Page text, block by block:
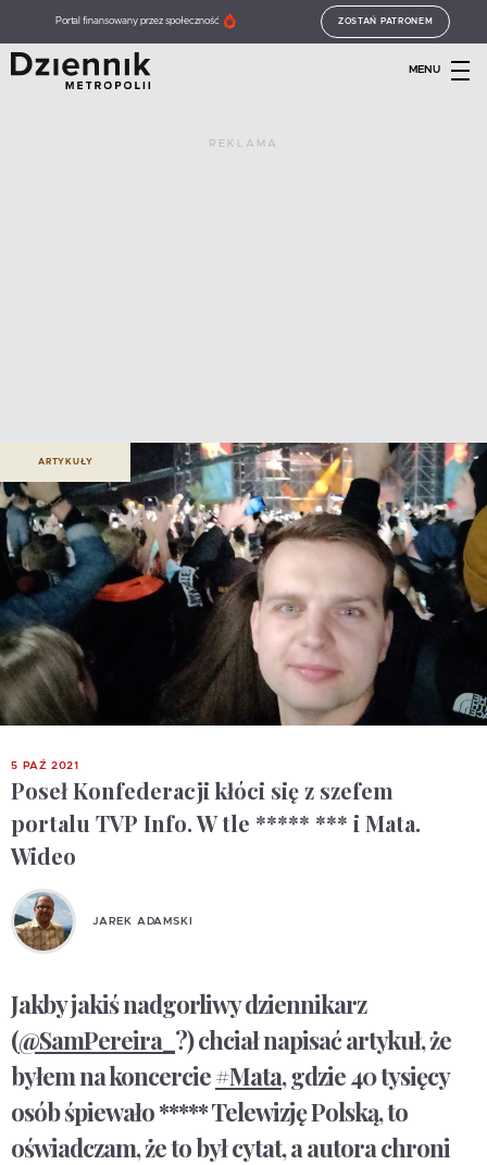
Portal finansowany przez społeczność ZOSTAŃ PATRONEM
MENU
REKLAMA
ARTYKUŁY
5 PAŹ 2021
Poseł Konfederacji kłóci się z szefem
portalu TVP Info. W tle ***** *** i Mata.
Wideo
JAREK ADAMSKI
Jakby jakiś nadgorliwy dziennikarz
(@SamPereira_ ?) chciał napisać artykuł, że
byłem na koncercie#Mata, gdzie 40 tysięcy
osób śpiewało ***** Telewizję Polską, to
oświadczam, że to był cytat, a autora chroni